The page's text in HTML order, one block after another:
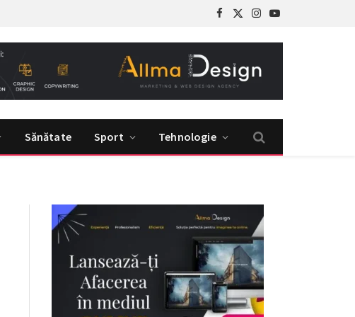
Facebook
X
Instagram
YouTube
Sănătate Sport Tehnologie